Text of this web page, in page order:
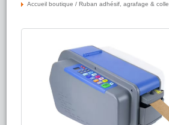
Accueil boutique / Ruban adhésif, agrafage & colle